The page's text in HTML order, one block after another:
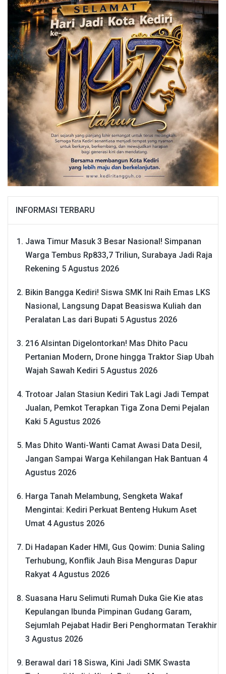
INFORMASI TERBARU
Jawa Timur Masuk 3 Besar Nasional! Simpanan
Warga Tembus Rp833,7 Triliun, Surabaya Jadi Raja
Rekening 5 Agustus 2026
Bikin Bangga Kediri! Siswa SMK Ini Raih Emas LKS
Nasional, Langsung Dapat Beasiswa Kuliah dan
Peralatan Las dari Bupati 5 Agustus 2026
216 Alsintan Digelontorkan! Mas Dhito Pacu
Pertanian Modern, Drone hingga Traktor Siap Ubah
Wajah Sawah Kediri 5 Agustus 2026
Trotoar Jalan Stasiun Kediri Tak Lagi Jadi Tempat
Jualan, Pemkot Terapkan Tiga Zona Demi Pejalan
Kaki 5 Agustus 2026
Mas Dhito Wanti-Wanti Camat Awasi Data Desil,
Jangan Sampai Warga Kehilangan Hak Bantuan 4
Agustus 2026
Harga Tanah Melambung, Sengketa Wakaf
Mengintai: Kediri Perkuat Benteng Hukum Aset
Umat 4 Agustus 2026
Di Hadapan Kader HMI, Gus Qowim: Dunia Saling
Terhubung, Konflik Jauh Bisa Menguras Dapur
Rakyat 4 Agustus 2026
Suasana Haru Selimuti Rumah Duka Gie Kie atas
Kepulangan Ibunda Pimpinan Gudang Garam,
Sejumlah Pejabat Hadir Beri Penghormatan Terakhir
3 Agustus 2026
Berawal dari 18 Siswa, Kini Jadi SMK Swasta